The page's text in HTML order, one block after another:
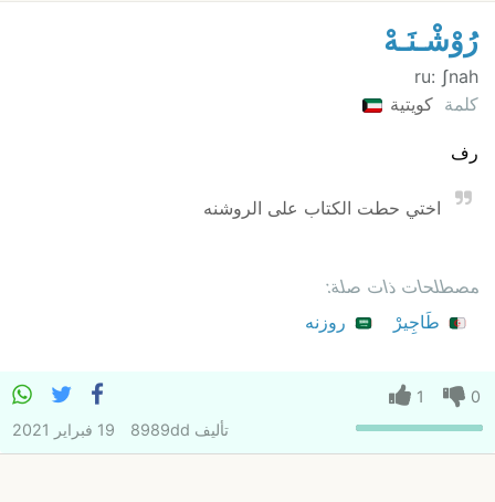
رُوْشْـنَـهْ
ru: ʃnah
كلمة كويتية
رف
اختي حطت الكتاب على الروشنه
مصطلحات ذات صلة:
طَاجِيرْ
روزنه
0
1
تأليف 8989dd 19 فبراير 2021